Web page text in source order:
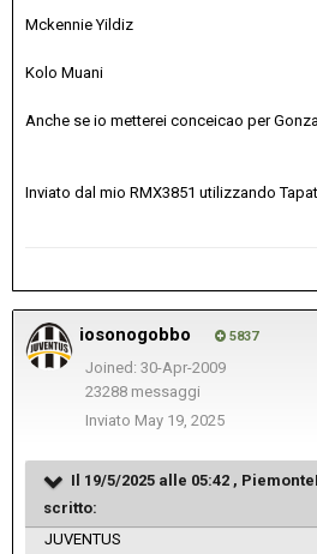
Mckennie Yildiz
Kolo Muani
Anche se io metterei conceicao per
Inviato dal mio RMX3851 utilizzando
iosonogobbo 5837
Joined: 30-Apr-2009
23288 messaggi
Inviato May 19, 2025
Il 19/5/2025 alle 05:42 ,
scritto:
JUVENTUS